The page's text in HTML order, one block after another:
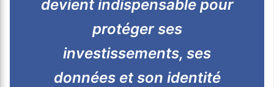
devient indispensable pour
protéger ses
investissements, ses
données et son identité